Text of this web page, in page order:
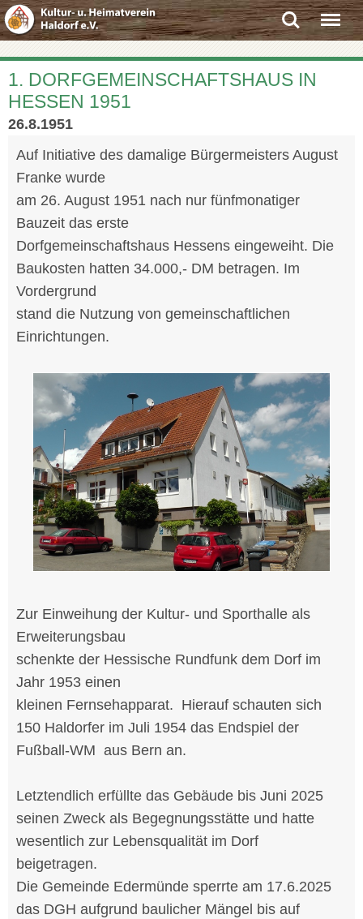
SearchMenu
1. DORFGEMEINSCHAFTSHAUS IN
HESSEN 1951
26.8.1951
Auf Initiative des damalige Bürgermeisters August
Franke wurde
am 26. August 1951 nach nur fünfmonatiger
Bauzeit das erste
Dorfgemeinschaftshaus Hessens eingeweiht. Die
Baukosten hatten 34.000,- DM betragen. Im
Vordergrund
stand die Nutzung von gemeinschaftlichen
Einrichtungen.
Zur Einweihung der Kultur- und Sporthalle als
Erweiterungsbau
schenkte der Hessische Rundfunk dem Dorf im
Jahr 1953 einen
kleinen Fernsehapparat. Hierauf schauten sich
150 Haldorfer im Juli 1954 das Endspiel der
Fußball-WM aus Bern an.
Letztendlich erfüllte das Gebäude bis Juni 2025
seinen Zweck als Begegnungsstätte und hatte
wesentlich zur Lebensqualität im Dorf
beigetragen.
Die Gemeinde Edermünde sperrte am 17.6.2025
das DGH aufgrund baulicher Mängel bis auf